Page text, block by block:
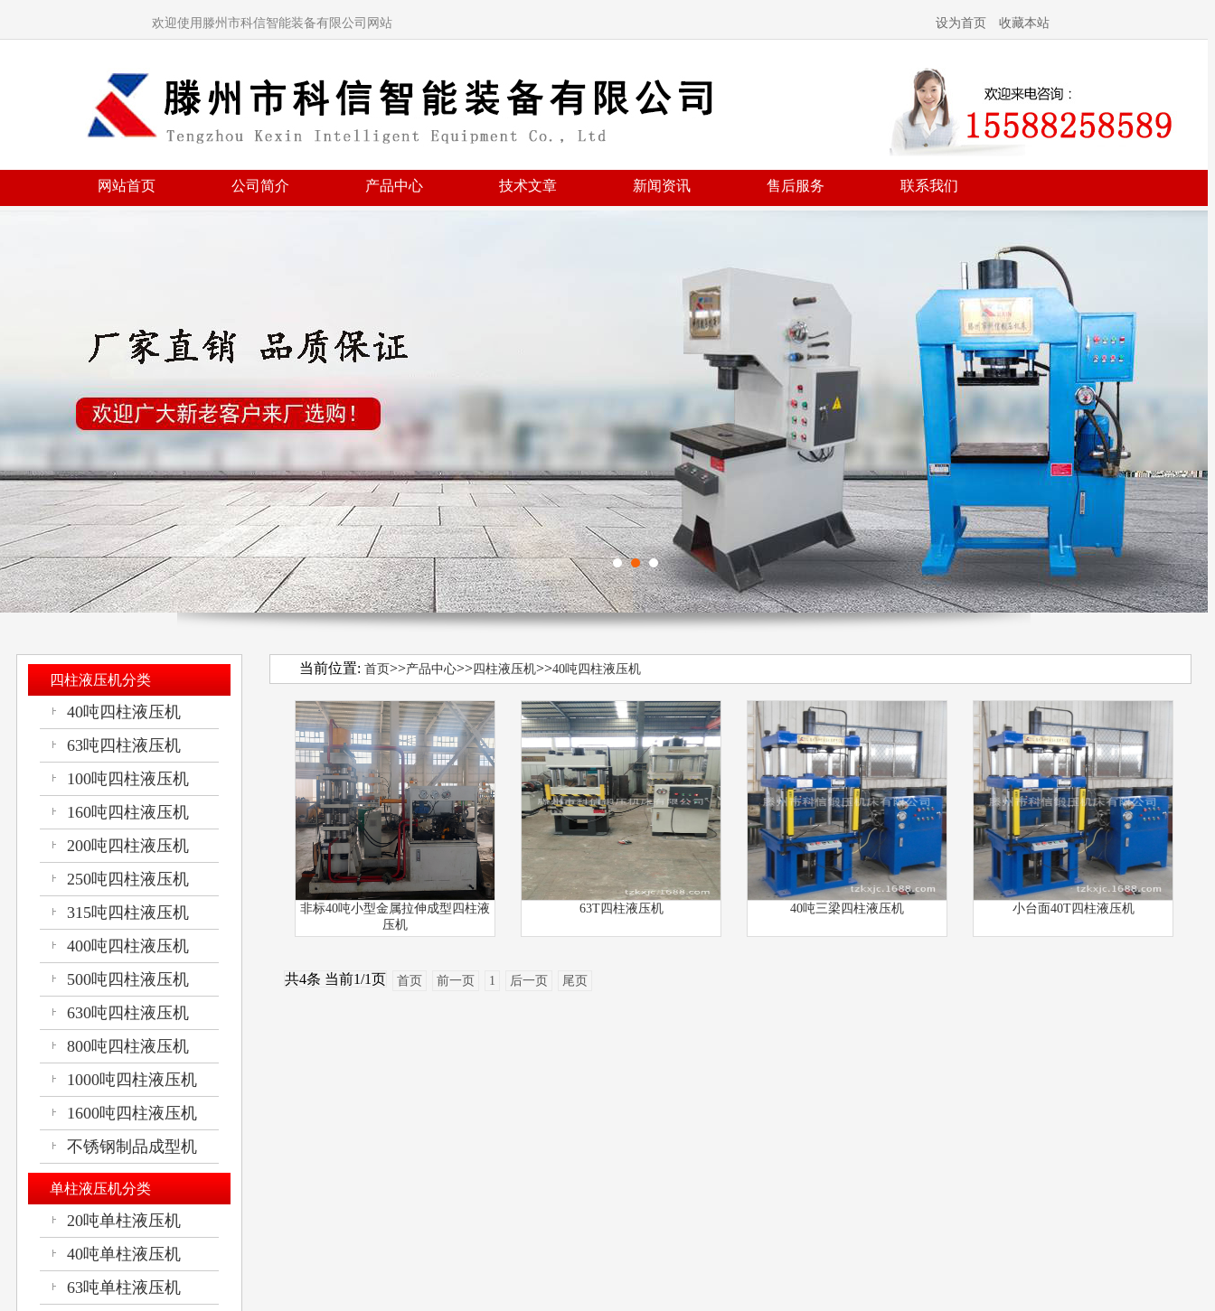
欢迎使用滕州市科信智能装备有限公司网站 设为首页 收藏本站
网站首页 公司简介 产品中心 技术文章 新闻资讯 售后服务 联系我们
四柱液压机分类
40吨四柱液压机
63吨四柱液压机
100吨四柱液压机
160吨四柱液压机
200吨四柱液压机
250吨四柱液压机
315吨四柱液压机
400吨四柱液压机
500吨四柱液压机
630吨四柱液压机
800吨四柱液压机
1000吨四柱液压机
1600吨四柱液压机
不锈钢制品成型机
单柱液压机分类
20吨单柱液压机
40吨单柱液压机
63吨单柱液压机
当前位置: 首页>>产品中心>>四柱液压机>>40吨四柱液压机
非标40吨小型金属拉伸成型四柱液
压机
63T四柱液压机 40吨三梁四柱液压机 小台面40T四柱液压机
共4条 当前1/1页 首页 前一页 1 后一页 尾页